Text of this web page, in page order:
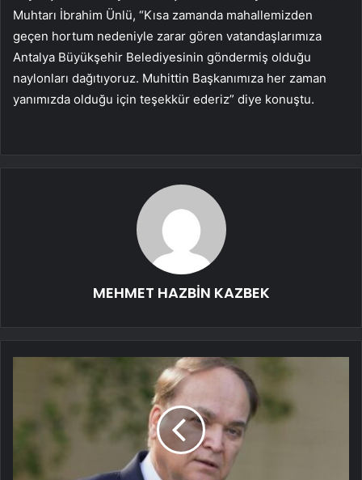
Muhtarı İbrahim Ünlü, “Kısa zamanda mahallemizden
geçen hortum nedeniyle zarar gören vatandaşlarımıza
Antalya Büyükşehir Belediyesinin göndermiş olduğu
naylonları dağıtıyoruz. Muhittin Başkanımıza her zaman
yanımızda olduğu için teşekkür ederiz” diye konuştu.
MEHMET HAZBİN KAZBEK